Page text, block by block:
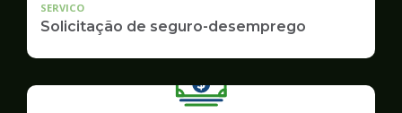
SERVICO
Solicitação de seguro-desemprego